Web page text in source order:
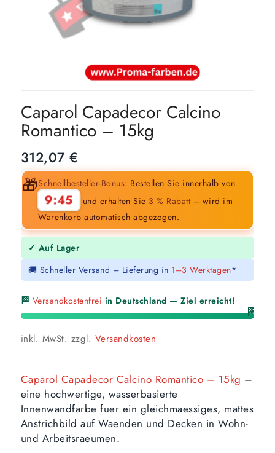
Caparol Capadecor Calcino
Romantico – 15kg
312,07€
🎁Schnellbesteller-Bonus: Bestellen Sie innerhalb von
9:44 und erhalten Sie 3 % Rabatt– wird im
Warenkorb automatisch abgezogen.
✓ Auf Lager
🚚 Schneller Versand – Lieferung in 1–3 Werktagen*
🏁 Versandkostenfrei in Deutschland — Ziel erreicht!
🏁
inkl. MwSt. zzgl. Versandkosten
Caparol Capadecor Calcino Romantico – 15kg –
eine hochwertige, wasserbasierte
Innenwandfarbe fuer ein gleichmaessiges, mattes
Anstrichbild auf Waenden und Decken in Wohn-
und Arbeitsraeumen.